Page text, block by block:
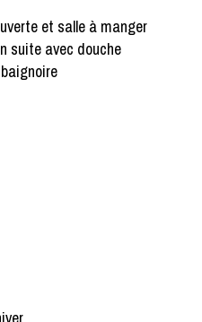
et salle à manger
suite avec douche